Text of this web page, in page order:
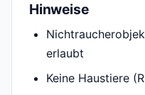
Hinweise
erlaubt
Keine Haustiere